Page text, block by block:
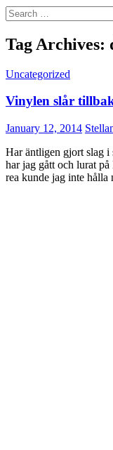
Search
for:
Tag Archives:
Uncategorized
Vinylen slår
January 12, 2014
Har äntligen gjort slag i
har jag gått och lurat
rea kunde jag inte hålla